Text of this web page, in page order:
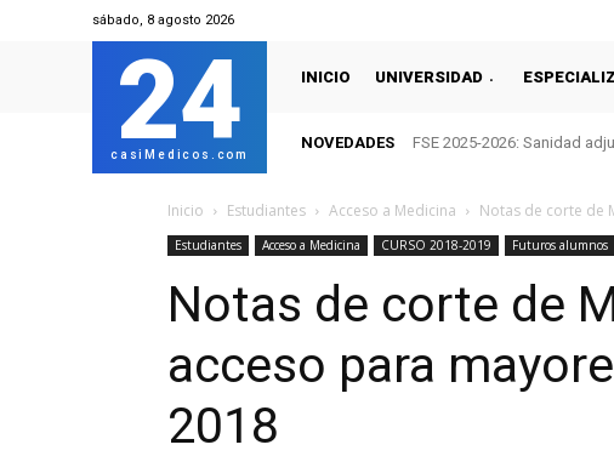
sábado, 8 agosto 2026
24
casiMedicos.com
INICIO UNIVERSIDAD
NOVEDADES FSE 2025-2026: Sanidad
Inicio Estudiantes Acceso a Medicina Notas de corte de
Estudiantes Acceso a Medicina CURSO 2018-2019 Futuros alumnos
Notas de corte de
acceso para
2018